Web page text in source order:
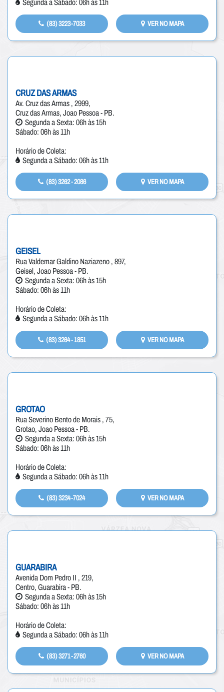
Segunda a Sábado: 06h às 11h
(83) 3223-7033 VER NO MAPA
CRUZ DAS ARMAS
Av. Cruz das Armas , 2999,
Cruz das Armas, Joao Pessoa - PB.
Segunda a Sexta: 06h às 15h
Sábado: 06h às 11h
Horário de Coleta:
Segunda a Sábado: 06h às 11h
(83) 3262 - 2086 VER NO MAPA
GEISEL
Rua Valdemar Galdino Naziazeno , 897,
Geisel, Joao Pessoa - PB.
Segunda a Sexta: 06h às 15h
Sábado: 06h às 11h
Horário de Coleta:
Segunda a Sábado: 06h às 11h
(83) 3264 - 1851 VER NO MAPA
GROTAO
Rua Severino Bento de Morais , 75,
Grotao, Joao Pessoa - PB.
Segunda a Sexta: 06h às 15h
Sábado: 06h às 11h
Horário de Coleta:
Segunda a Sábado: 06h às 11h
(83) 3234-7024 VER NO MAPA
GUARABIRA
Avenida Dom Pedro II , 219,
Centro, Guarabira - PB.
Segunda a Sexta: 06h às 15h
Sábado: 06h às 11h
Horário de Coleta:
Segunda a Sábado: 06h às 11h
(83) 3271-2760 VER NO MAPA